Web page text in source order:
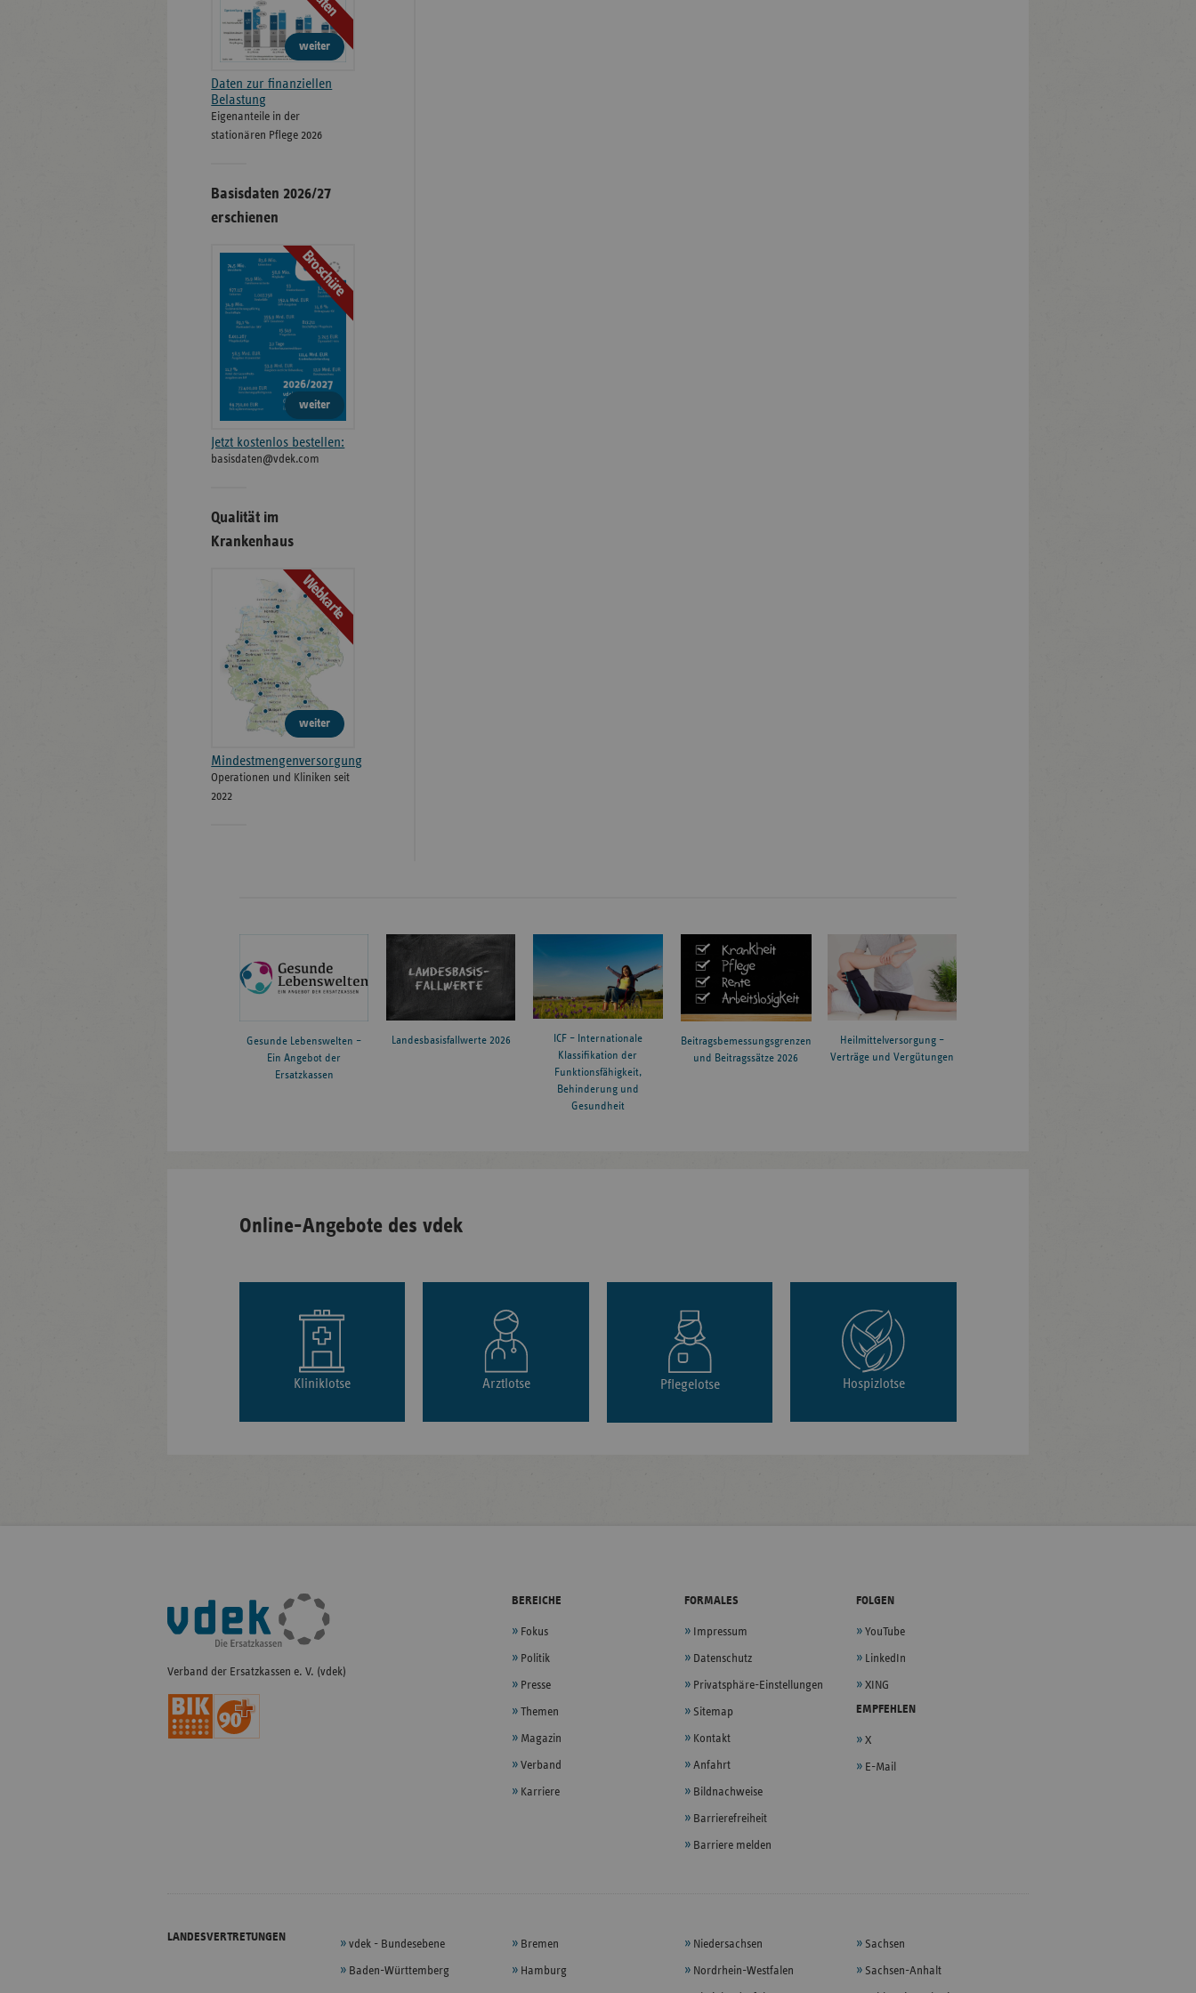
weiter
Daten zur finanziellen
Belastung
Eigenanteile in der
stationären Pflege 2026
Basisdaten 2026/27
erschienen
Broschüre
weiter
Jetzt kostenlos bestellen:
basisdaten@vdek.com
Qualität im
Krankenhaus
Webkarte
weiter
Mindestmengenversorgung
Operationen und Kliniken seit
2022
Gesunde Lebenswelten –
Ein Angebot der
Ersatzkassen
Landesbasisfallwerte 2026
ICF – Internationale
Klassifikation der
Funktionsfähigkeit,
Behinderung und
Gesundheit
Beitragsbemessungsgrenzen
und Beitragssätze 2026
Heilmittelversorgung –
Verträge und Vergütungen
Online-Angebote des vdek
Kliniklotse Arztlotse Pflegelotse Hospizlotse
Fußleisten-
Navigation
Verband der Ersatzkassen e. V. (vdek)
BEREICHE
Fokus
Politik
Presse
Themen
Magazin
Verband
Karriere
FORMALES
Impressum
Datenschutz
Privatsphäre-Einstellungen
Sitemap
Kontakt
Anfahrt
Bildnachweise
Barrierefreiheit
Barriere melden
FOLGEN
YouTube
LinkedIn
XING
EMPFEHLEN
X
E-Mail
LANDESVERTRETUNGEN
vdek - Bundesebene
Baden-Württemberg
Bremen
Hamburg
Niedersachsen
Nordrhein-Westfalen
Sachsen
Sachsen-Anhalt